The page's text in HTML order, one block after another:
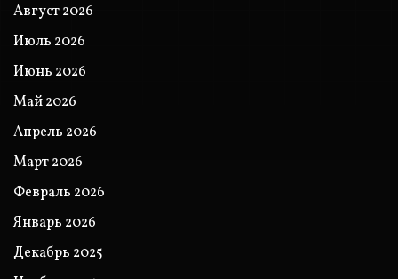
Август 2026
Июль 2026
Июнь 2026
Май 2026
Апрель 2026
Март 2026
Февраль 2026
Январь 2026
Декабрь 2025